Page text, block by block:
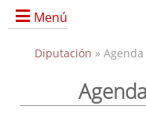
Menú
Presidencia
Diputación »